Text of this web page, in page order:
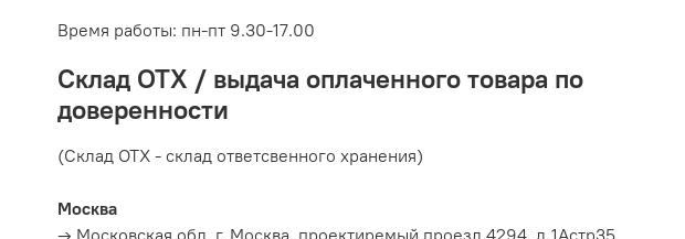
Время работы: пн-пт 9.30-17.00
Склад ОТХ / выдача оплаченного товара по
доверенности
(Склад ОТХ - склад ответсвенного хранения)
Москва
→ Московская обл, г. Москва, проектиремый проезд 4294, д.1Астр35